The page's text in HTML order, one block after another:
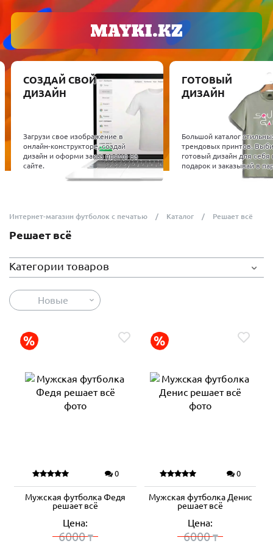
СОЗДАЙ СВОЙ
ДИЗАЙН
Загрузи свое изображение в
онлайн-конструкторе, создай
дизайн и оформи заказ прямо на
сайте.
ГОТОВЫЙ
ДИЗАЙН
Большой каталог
трендовых принтов.
готовый дизайн для себя
подарок и заказывай в
Интернет-магазин футболок с печатью Каталог Решает всё
Решает всё
Категории товаров
Новые
0
Мужская футболка Федя
решает всё
Цена:
6000₸
0
Мужская футболка Денис
решает всё
Цена:
6000₸